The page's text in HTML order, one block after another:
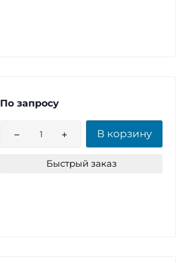
По запросу
В корзину
Быстрый заказ